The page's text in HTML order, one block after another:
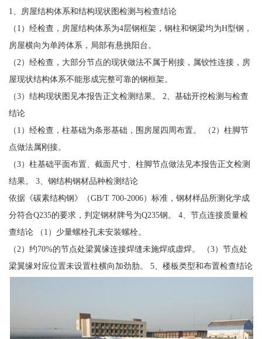
1、房屋结构体系和结构现状图检测与检查结论
（1）经检查，房屋结构体系为4层钢框架，钢柱和钢梁均为H型钢，
房屋横向为单跨体系，局部有悬挑阳台。
（2）经检查，大部分节点的现状做法不属于刚接，属铰性连接，房
屋现状结构体系不能形成完整可靠的钢框架。
（3）结构现状图见本报告正文检测结果。 2、基础开挖检测与检查
结论
（1）经检查，柱基础为条形基础，围房屋四周布置。 （2）柱脚节
点做法属刚接。
（3）柱基础平面布置、截面尺寸、柱脚节点做法见本报告正文检测
结果。 3、钢结构钢材品种检测结论
依据《碳素结构钢》（GB/T 700-2006）标准，钢材样品所测化学成
分符合Q235的要求，判定钢材牌号为Q235钢。 4、节点连接质量检
查结论 （1）少量螺栓孔未安装螺栓。
（2）约70%的节点处梁翼缘连接焊缝未施焊或虚焊。 （3）节点处
梁翼缘对应位置未设置柱横向加劲肋。 5、楼板类型和布置检查结论